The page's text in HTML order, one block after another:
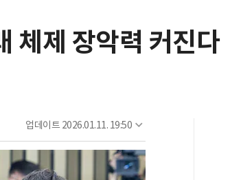
체제 장악력 커진다
업데이트 2026.01.11. 19:50